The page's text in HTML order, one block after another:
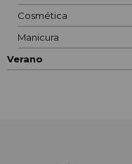
Cosmética
Manicura
Verano